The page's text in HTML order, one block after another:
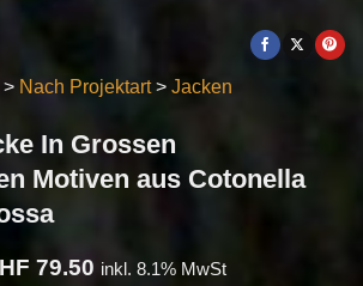
> Nach Projektart> Jacken
In Grossen
Motiven aus Cotonella
79.50 Preisspanne:
inkl. 8.1% MwSt